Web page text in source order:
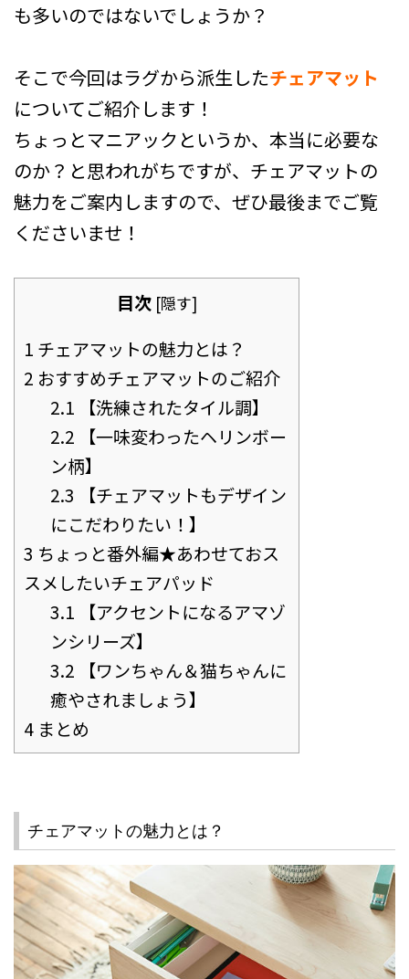
も多いのではないでしょうか？
そこで今回はラグから派生したチェアマット
についてご紹介します！
ちょっとマニアックというか、本当に必要な
のか？と思われがちですが、チェアマットの
魅力をご案内しますので、ぜひ最後までご覧
くださいませ！
目次 [隠す]
1 チェアマットの魅力とは？
2 おすすめチェアマットのご紹介
2.1 【洗練されたタイル調】
2.2 【一味変わったヘリンボー
ン柄】
2.3 【チェアマットもデザイン
にこだわりたい！】
3 ちょっと番外編★あわせておス
スメしたいチェアパッド
3.1 【アクセントになるアマゾ
ンシリーズ】
3.2 【ワンちゃん＆猫ちゃんに
癒やされましょう】
4 まとめ
チェアマットの魅力とは？